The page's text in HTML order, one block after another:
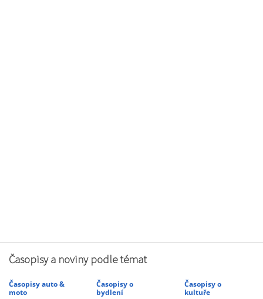
Časopisy a noviny podle témat
Časopisy auto &
moto
Časopisy o
bydlení
Časopisy o
kultuře